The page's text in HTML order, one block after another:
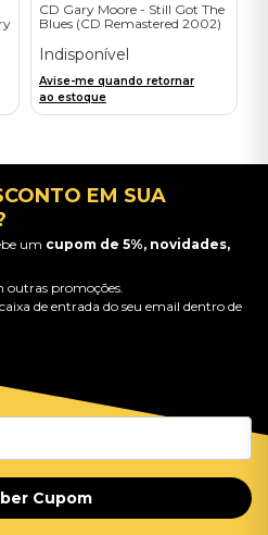
CD Gary Moore - Still Got The
Blues (CD Remastered 2002)
Indisponível
Avise-me quando retornar
ao estoque
EM SUA
um cupom de 5%, novidades,
outras promoções.
de entrada do seu email dentro de
Cupom